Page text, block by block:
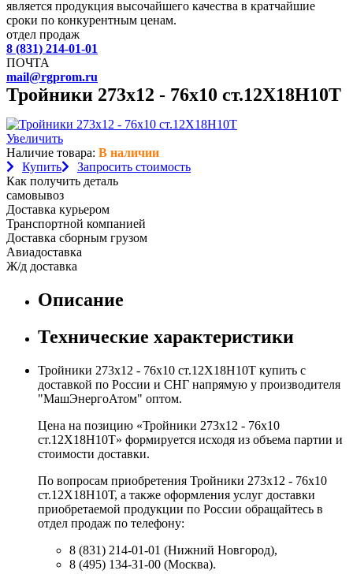
является продукция высочайшего качества в кратчайшие
сроки по конкурентным ценам.
отдел продаж
8 (831) 214-01-01
ПОЧТА
mail@rgprom.ru
Тройники 273х12 - 76х10 ст.12Х18Н10Т
Увеличить
Наличие товара: В наличии
Купить
Запросить стоимость
Как получить деталь
самовывоз
Доставка курьером
Транспортной компанией
Доставка сборным грузом
Авиадоставка
Ж/д доставка
Описание
Технические характеристики
Тройники 273х12 - 76х10 ст.12Х18Н10Т купить с
доставкой по России и СНГ напрямую у производителя
"МашЭнергоАтом" оптом.
Цена на позицию «Тройники 273х12 - 76х10
ст.12Х18Н10Т» формируется исходя из объема партии и
стоимости доставки.
По вопросам приобретения Тройники 273х12 - 76х10
ст.12Х18Н10Т, а также оформления услуг доставки
приобретаемой продукции по России обращайтесь в
отдел продаж по телефону:
8 (831) 214-01-01 (Нижний Новгород),
8 (495) 134-31-00 (Москва).